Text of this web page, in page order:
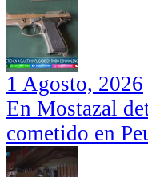
1 Agosto, 2026
En Mostazal
cometido en